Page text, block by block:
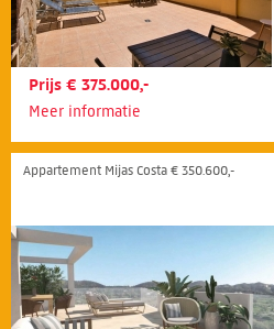
Prijs € 375.000,-
Meer informatie
Appartement Mijas Costa € 350.600,-